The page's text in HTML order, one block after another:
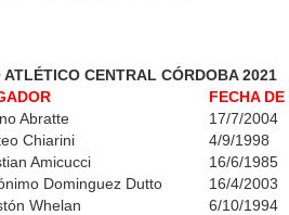
ATLÉTICO CENTRAL CÓRDOBA 2021
FECHA
Abratte
17/7/2004
Chiarini
4/9/1998
Amicucci
16/6/1985
Dominguez Dutto
16/4/2003
Whelan
6/10/1994